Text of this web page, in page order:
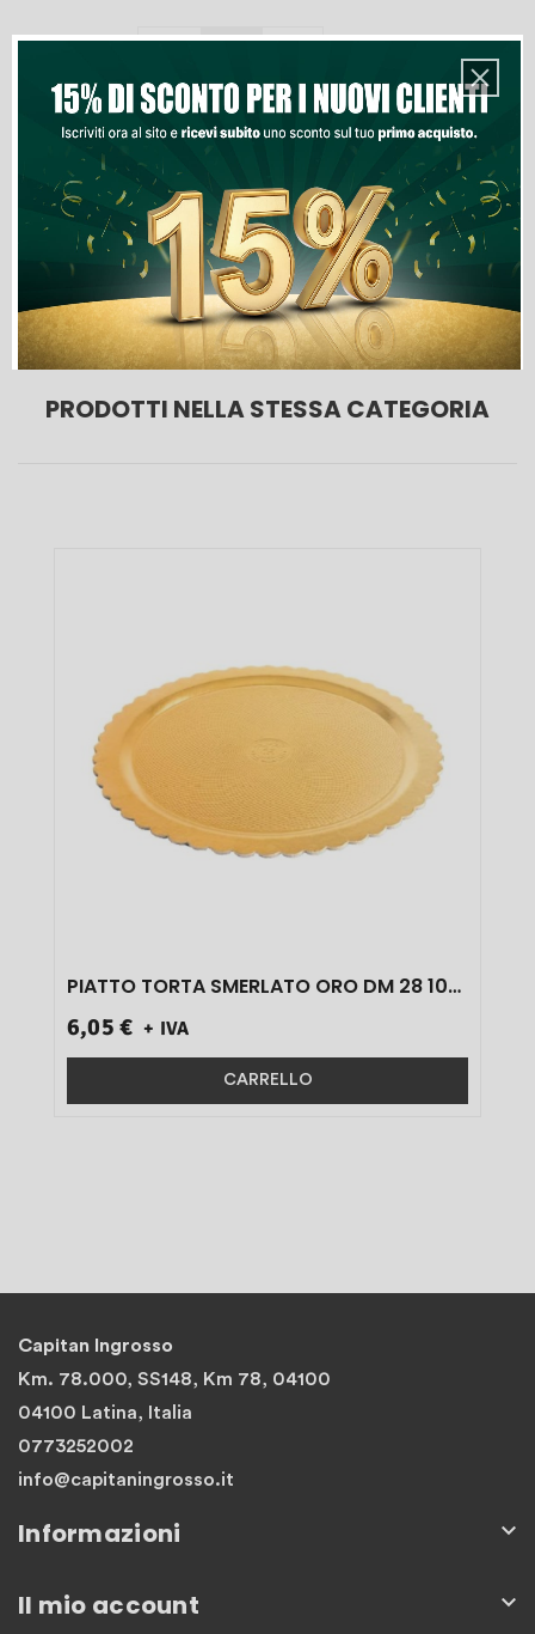
Aggiungi Al Carrello
Lista Dei Desideri
PRODOTTI NELLA STESSA CATEGORIA
PIATTO TORTA SMERLATO ORO DM 28 10
6,05 € + IVA
CARRELLO
Capitan Ingrosso
Km. 78.000, SS148, Km 78, 04100
04100 Latina, Italia
0773252002
info@capitaningrosso.it
Informazioni 
Il mio account 